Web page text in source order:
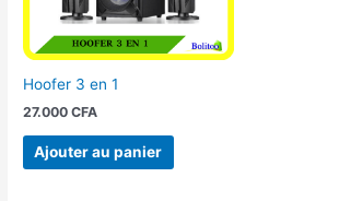
Hoofer 3 en 1
27.000CFA
Ajouter au panier